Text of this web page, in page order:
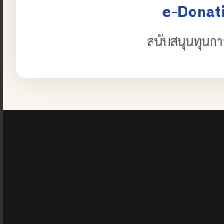
e-
สนับสนุนทุนกา